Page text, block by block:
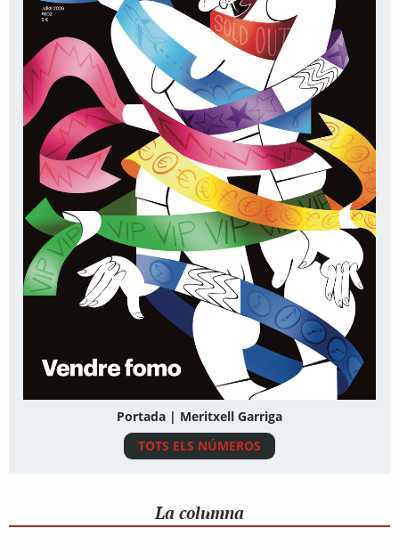
Portada | Meritxell Garriga
TOTS ELS NÚMEROS
La columna